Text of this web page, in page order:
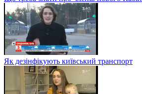
Як дезінфікують київський транспорт